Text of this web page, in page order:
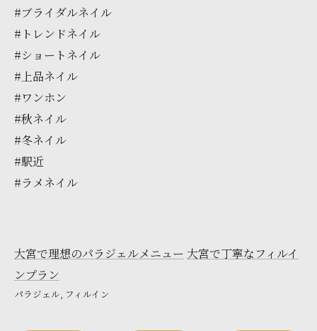
#ブライダルネイル
#トレンドネイル
#ショートネイル
#上品ネイル
#ワンホン
#秋ネイル
#冬ネイル
#駅近
#ラメネイル
大宮で理想のパラジェルメニュー 大宮で丁寧なフィルイ
ンプラン
パラジェル フィルイン